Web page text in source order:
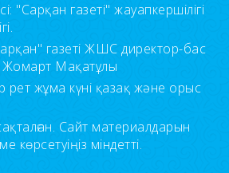
"Сарқан газеті" жауапкершілігі
газеті ЖШС директор-бас
Жомарт Мақатұлы
рет жұма күні қазақ және орыс
Сайт материалдарын
көрсетуіңіз міндетті.